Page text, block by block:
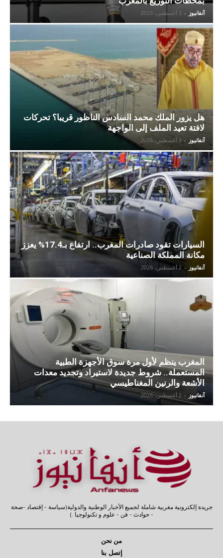
آنفانيوز - 3 أغسطس، 2026
هل يزور الملك محمد السادس الناظور قريبا؟ تحركات
لافتة تعيد الملف إلى الواجهة
آنفانيوز - 3 أغسطس، 2026
السيارات تقود صادرات المغرب.. ارتفاع بـ17.4% يعزز
مكانة المملكة الصناعية
آنفانيوز - 2 أغسطس، 2026
المغرب ينظم لأول مرة سوق الأجهزة الطبية
المستعملة.. شروط جديدة لاستيراد وتجديد معدات
الأشعة والرنين المغناطيسي
آنفانيوز - 2 أغسطس، 2026
جريدة إلكترونية مغربية شاملة لجميع الأخبار الوطنية والدولية(سياسة - إقتصاد -صحة
- حوادث - فن - علوم و تكنولوجيا .)
من نحن
إتصل بنا